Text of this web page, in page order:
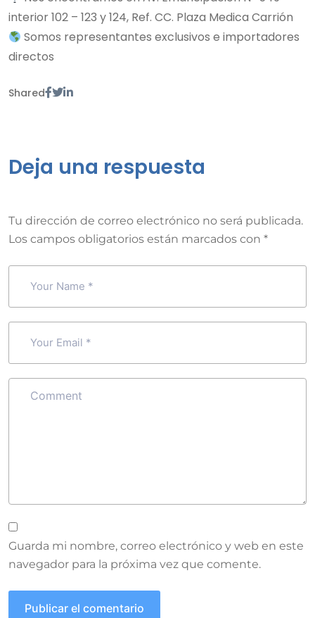
interior 102 – 123 y 124, Ref. CC. Plaza Medica Carrión
Somos representantes exclusivos e importadores
directos
Shared
Deja una respuesta
Tu dirección de correo electrónico no será publicada.
Los campos obligatorios están marcados con *
Guarda mi nombre, correo electrónico y web en este
navegador para la próxima vez que comente.